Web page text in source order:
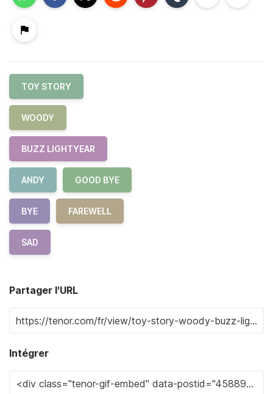
TOY STORY
WOODY
BUZZ LIGHTYEAR
ANDY GOOD BYE
BYE FAREWELL
SAD
Partager l'URL
Intégrer